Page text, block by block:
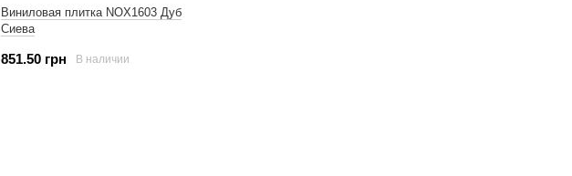
Виниловая плитка NOX1603 Дуб
Сиева
851.50 грн В наличии